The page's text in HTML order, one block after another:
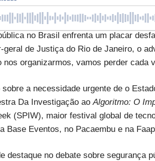
no Brasil enfrenta um placar
geral de Justiça do Rio de Janeiro, o
nos organizarmos, vamos perder cada
a necessidade urgente de o
Da Investigação aoAlgoritmo: O
(SPIW), maior festival global de
Base Eventos, no Pacaembu e na
destaque no debate sobre segurança